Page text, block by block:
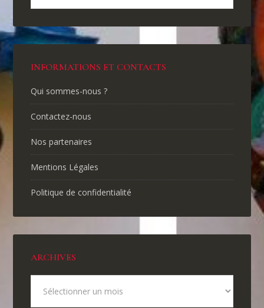
INFORMATIONS ET CONTACTS
Qui sommes-nous ?
Contactez-nous
Nos partenaires
Mentions Légales
Politique de confidentialité
ARCHIVES